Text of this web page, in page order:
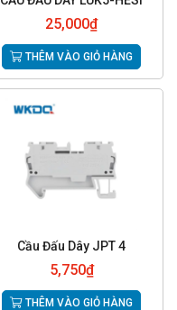
25,000₫
THÊM VÀO GIỎ HÀNG
Cầu Đấu Dây JPT 4
5,750₫
THÊM VÀO GIỎ HÀNG